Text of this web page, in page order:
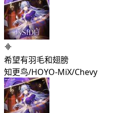
希望有羽毛和翅膀
知更鸟/HOYO-MiX/Chevy